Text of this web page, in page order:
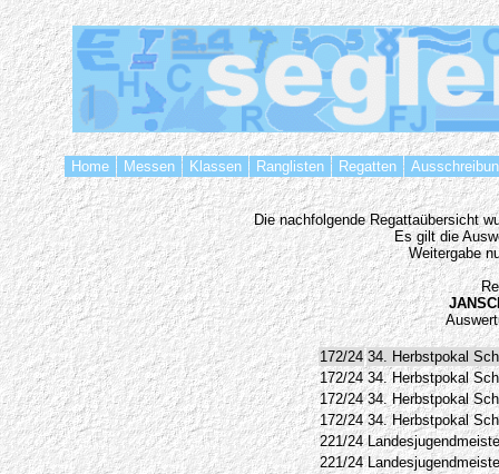
Home Messen Klassen Ranglisten Regatten
Die nachfolgende Regattaübersicht
Es gilt die
Weitergabe
172/24 34. Herbstpokal
172/24 34. Herbstpokal
172/24 34. Herbstpokal
172/24 34. Herbstpokal
221/24
221/24